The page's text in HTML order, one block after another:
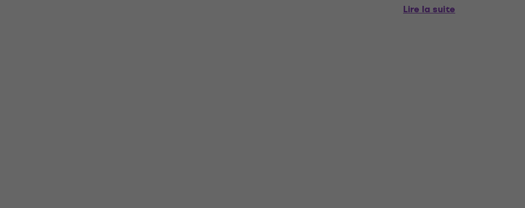
attire tous les regards et
Lire la suite